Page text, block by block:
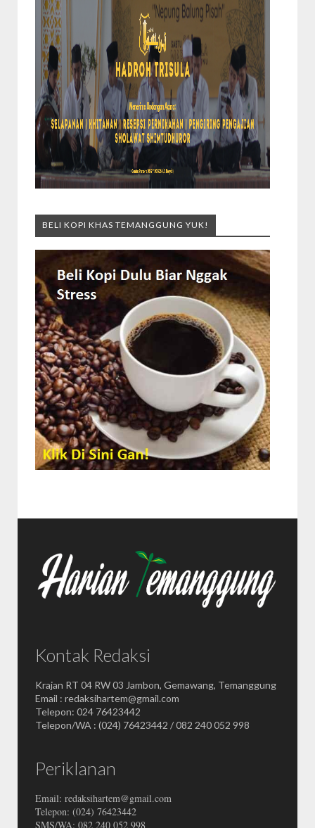
BELI KOPI KHAS TEMANGGUNG YUK!
Kontak Redaksi
Krajan RT 04 RW 03 Jambon, Gemawang, Temanggung
Email : redaksihartem@gmail.com
Telepon: 024 76423442
Telepon/WA : (024) 76423442 / 082 240 052 998
Periklanan
Email: redaksihartem@gmail.com
Telepon: (024) 76423442
SMS/WA: 082 240 052 998